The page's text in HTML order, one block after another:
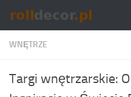
Skip to content
WNĘTRZE
Targi wnętrzarskie: